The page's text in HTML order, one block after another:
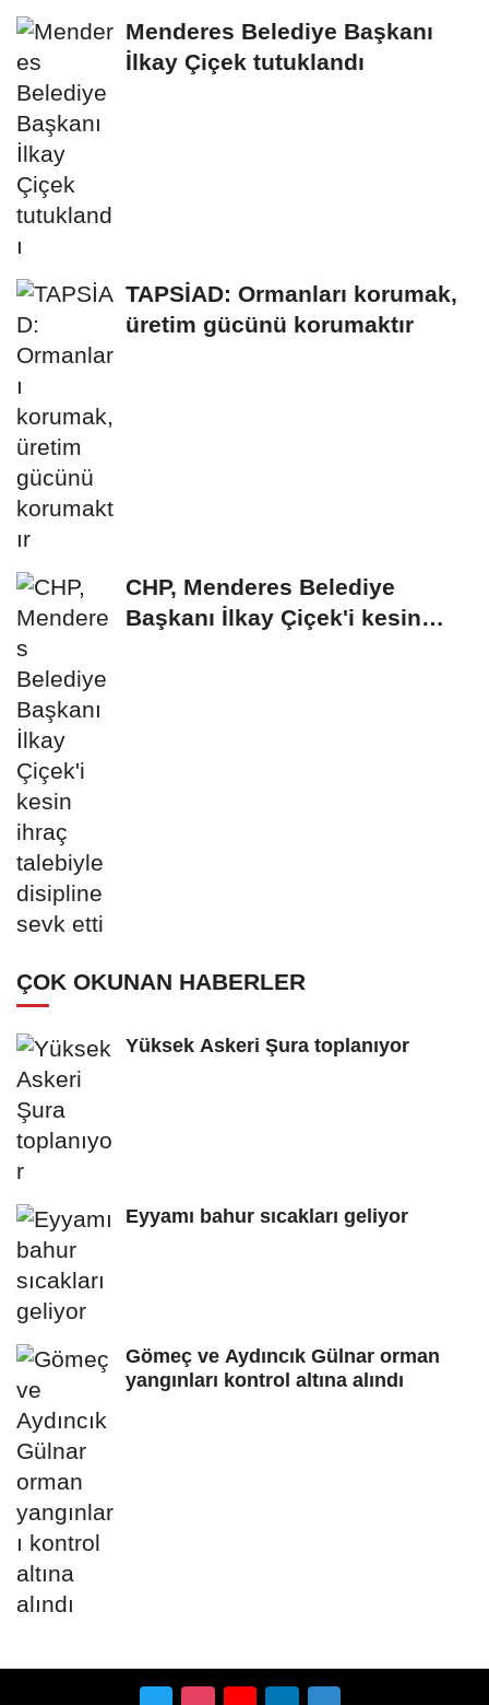
Menderes Belediye Başkanı
İlkay Çiçek tutuklandı
TAPSİAD: Ormanları korumak,
üretim gücünü korumaktır
CHP, Menderes Belediye
Başkanı İlkay Çiçek'i kesin
ÇOK OKUNAN HABERLER
Yüksek Askeri Şura toplanıyor
Eyyamı bahur sıcakları geliyor
Gömeç ve Aydıncık Gülnar orman
yangınları kontrol altına alındı